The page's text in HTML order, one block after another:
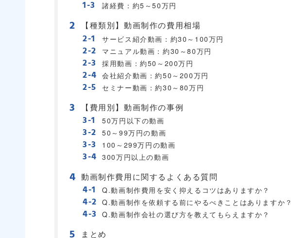
諸経費：約5～50万円
【種類別】動画制作の費用相場
サービス紹介動画：約30～100万円
マニュアル動画：約30～80万円
採用動画：約50～200万円
会社紹介動画：約50～200万円
セミナー動画：約30～80万円
【費用別】動画制作の事例
50万円以下の動画
50～99万円の動画
100～299万円の動画
300万円以上の動画
動画制作費用に関するよくある質問
Q.動画制作費用を安く抑えるコツはありますか？
Q.動画制作を依頼する前にやるべきことはありますか？
Q.動画制作会社の選び方を教えてもらえますか？
まとめ